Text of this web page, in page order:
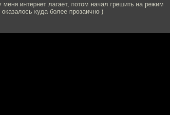
интернет лагает, потом начал грешить на режим
куда более прозаично )